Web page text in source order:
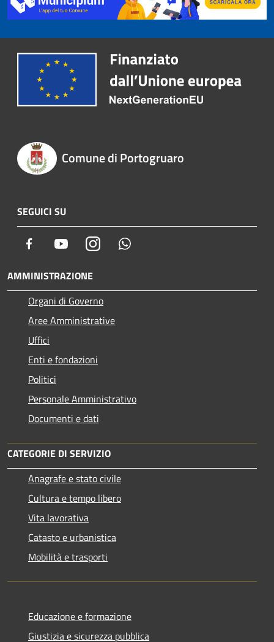
Comune di Portogruaro
SEGUICI SU
Facebook YoutubeInstagram
AMMINISTRAZIONE
Organi di Governo
Aree Amministrative
Uffici
Enti e fondazioni
Politici
Personale Amministrativo
Documenti e dati
CATEGORIE DI SERVIZIO
Anagrafe e stato civile
Cultura e tempo libero
Vita lavorativa
Catasto e urbanistica
Mobilità e trasporti
Educazione e formazione
Giustizia e sicurezza pubblica